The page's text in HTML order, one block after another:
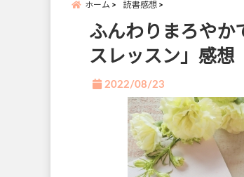
ホーム 読書感想
ふんわりまろやか
スレッスン」感想
2022/08/23